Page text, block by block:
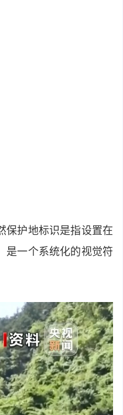
保护地标识是指设置在
是一个系统化的视觉符